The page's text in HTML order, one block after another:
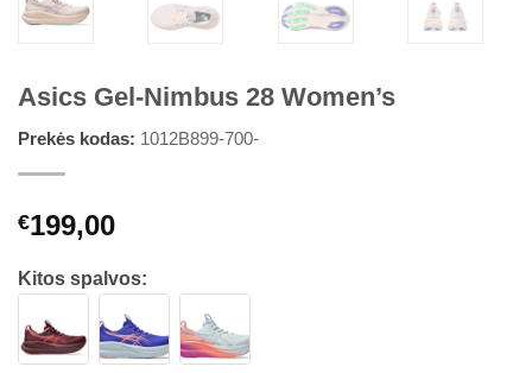
Asics Gel-Nimbus 28 Women’s
Prekės kodas: 1012B899-700-
€199,00
Kitos spalvos: